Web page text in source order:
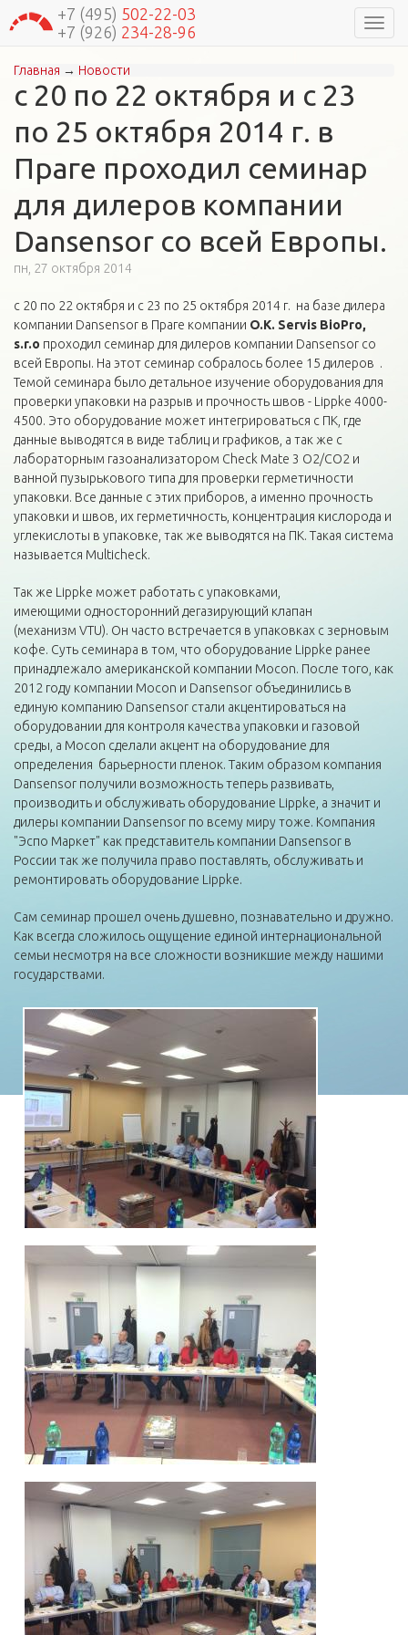
+7 (495) 502-22-03
+7 (926) 234-28-96
Вы здесь
Главная → Новости
с 20 по 22 октября и с 23
по 25 октября 2014 г. в
Праге проходил семинар
для дилеров компании
Dansensor со всей Европы.
пн, 27 октября 2014
с 20 по 22 октября и с 23 по 25 октября 2014 г. на базе дилера
компании Dansensor в Праге компании O.K. Servis BioPro,
s.r.o проходил семинар для дилеров компании Dansensor со
всей Европы. На этот семинар собралось более 15 дилеров .
Темой семинара было детальное изучение оборудования для
проверки упаковки на разрыв и прочность швов - Lippke 4000-
4500. Это оборудование может интегрироваться с ПК, где
данные выводятся в виде таблиц и графиков, а так же с
лабораторным газоанализатором Check Mate 3 О2/СО2 и
ванной пузырькового типа для проверки герметичности
упаковки. Все данные с этих приборов, а именно прочность
упаковки и швов, их герметичность, концентрация кислорода и
углекислоты в упаковке, так же выводятся на ПК. Такая система
называется Multicheck.
Так же Lippke может работать с упаковками,
имеющими односторонний дегазирующий клапан
(механизм VTU). Он часто встречается в упаковках с зерновым
кофе. Суть семинара в том, что оборудование Lippke ранее
принадлежало американской компании Mocon. После того, как
2012 году компании Mocon и Dansensor объединились в
единую компанию Dansensor стали акцентироваться на
оборудовании для контроля качества упаковки и газовой
среды, а Mocon сделали акцент на оборудование для
определения барьерности пленок. Таким образом компания
Dansensor получили возможность теперь развивать,
производить и обслуживать оборудование Lippke, а значит и
дилеры компании Dansensor по всему миру тоже. Компания
"Эспо Маркет" как представитель компании Dansensor в
России так же получила право поставлять, обслуживать и
ремонтировать оборудование Lippke.
Сам семинар прошел очень душевно, познавательно и дружно.
Как всегда сложилось ощущение единой интернациональной
семьи несмотря на все сложности возникшие между нашими
государствами.